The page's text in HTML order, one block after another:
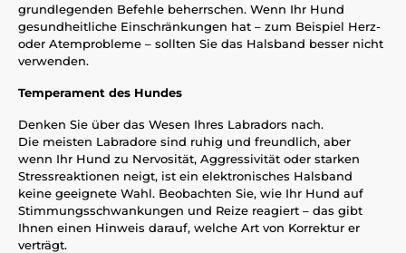
grundlegenden Befehle beherrschen. Wenn Ihr Hund
gesundheitliche Einschränkungen hat – zum Beispiel Herz-
oder Atemprobleme – sollten Sie das Halsband besser nicht
verwenden.
Temperament des Hundes
Denken Sie über das Wesen Ihres Labradors nach.
Die meisten Labradore sind ruhig und freundlich, aber
wenn Ihr Hund zu Nervosität, Aggressivität oder starken
Stressreaktionen neigt, ist ein elektronisches Halsband
keine geeignete Wahl. Beobachten Sie, wie Ihr Hund auf
Stimmungsschwankungen und Reize reagiert – das gibt
Ihnen einen Hinweis darauf, welche Art von Korrektur er
verträgt.